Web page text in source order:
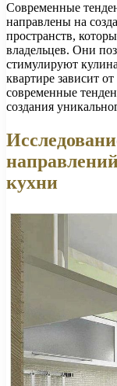
Современные
направлены на
пространств,
владельцев. Они
стимулируют
квартире зависит
современные
создания
кухни